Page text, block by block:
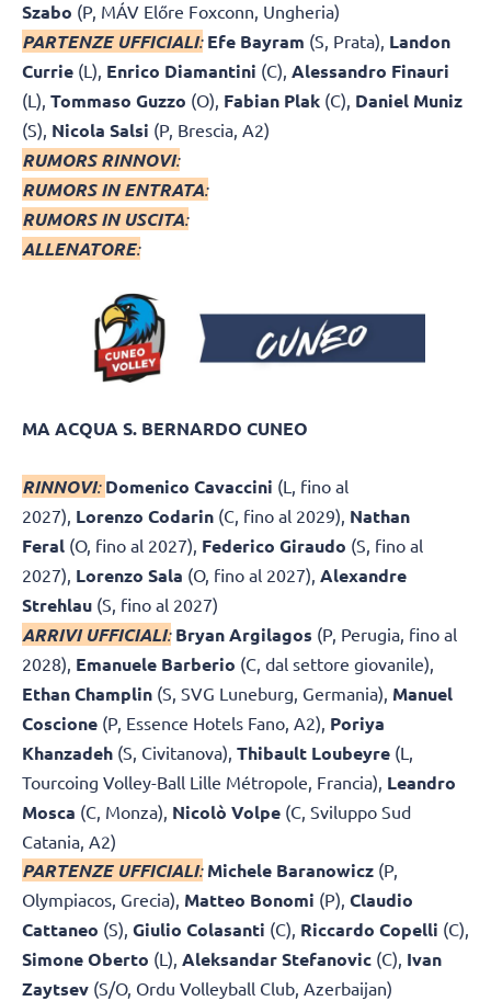
Szabo (P, MÁV Előre Foxconn, Ungheria)
PARTENZE UFFICIALI: Efe Bayram (S, Prata), Landon
Currie (L), Enrico Diamantini (C), Alessandro Finauri
(L), Tommaso Guzzo (O), Fabian Plak (C), Daniel Muniz
(S), Nicola Salsi (P, Brescia, A2)
RUMORS RINNOVI:
RUMORS IN ENTRATA:
RUMORS IN USCITA:
ALLENATORE:
MA ACQUA S. BERNARDO CUNEO
RINNOVI:Domenico Cavaccini (L, fino al
2027), Lorenzo Codarin (C, fino al 2029), Nathan
Feral (O, fino al 2027), Federico Giraudo (S, fino al
2027), Lorenzo Sala (O, fino al 2027), Alexandre
Strehlau (S, fino al 2027)
ARRIVI UFFICIALI: Bryan Argilagos (P, Perugia, fino al
2028), Emanuele Barberio (C, dal settore giovanile),
Ethan Champlin (S, SVG Luneburg, Germania), Manuel
Coscione (P, Essence Hotels Fano, A2), Poriya
Khanzadeh (S, Civitanova), Thibault Loubeyre (L,
Tourcoing Volley-Ball Lille Métropole, Francia), Leandro
Mosca (C, Monza), Nicolò Volpe (C, Sviluppo Sud
Catania, A2)
PARTENZE UFFICIALI: Michele Baranowicz (P,
Olympiacos, Grecia), Matteo Bonomi (P), Claudio
Cattaneo (S), Giulio Colasanti (C), Riccardo Copelli (C),
Simone Oberto (L), Aleksandar Stefanovic (C), Ivan
Zaytsev (S/O, Ordu Volleyball Club, Azerbaijan)